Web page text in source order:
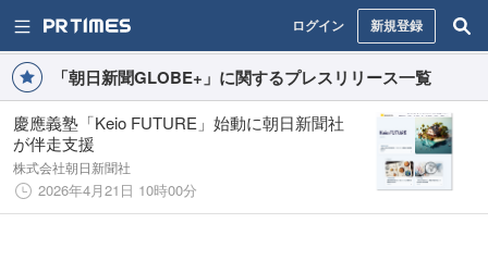
ログイン 新規登録
「朝日新聞GLOBE+」に関するプレスリリース一覧
慶應義塾「Keio FUTURE」始動に朝日新聞社
が伴走支援
株式会社朝日新聞社
2026年4月21日 10時00分